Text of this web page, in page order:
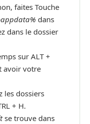
faites Touche
dans
dans le dossier
sur ALT +
avoir votre
les dossiers
+ H.
se trouve dans